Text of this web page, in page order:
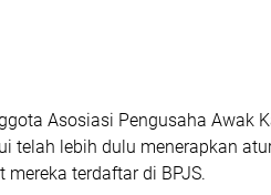
Asosiasi Pengusaha Awak
telah lebih dulu menerapkan
terdaftar di BPJS.